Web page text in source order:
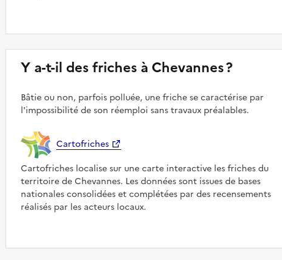
Y a-t-il des friches à Chevannes ?
Bâtie ou non, parfois polluée, une friche se caractérise par
l'impossibilité de son réemploi sans travaux préalables.
Cartofriches
Cartofriches localise sur une carte interactive les friches du
territoire de Chevannes. Les données sont issues de bases
nationales consolidées et complétées par des recensements
réalisés par les acteurs locaux.